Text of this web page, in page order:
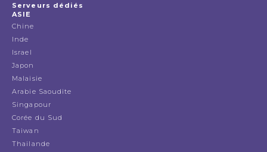
Serveurs dédiés
ASIE
Chine
Inde
Israel
Japon
Malaisie
Arabie Saoudite
Singapour
Corée du Sud
Taiwan
Thailande